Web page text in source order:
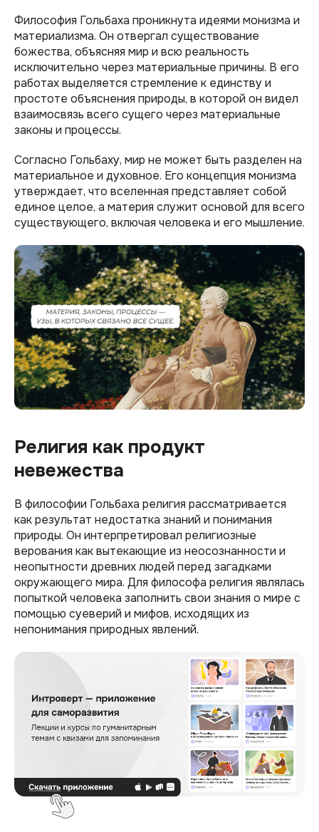
Философия Гольбаха проникнута идеями монизма и
материализма. Он отвергал существование
божества, объясняя мир и всю реальность
исключительно через материальные причины. В его
работах выделяется стремление к единству и
простоте объяснения природы, в которой он видел
взаимосвязь всего сущего через материальные
законы и процессы.
Согласно Гольбаху, мир не может быть разделен на
материальное и духовное. Его концепция монизма
утверждает, что вселенная представляет собой
единое целое, а материя служит основой для всего
существующего, включая человека и его мышление.
Религия как продукт
невежества
В философии Гольбаха религия рассматривается
как результат недостатка знаний и понимания
природы. Он интерпретировал религиозные
верования как вытекающие из неосознанности и
неопытности древних людей перед загадками
окружающего мира. Для философа религия являлась
попыткой человека заполнить свои знания о мире с
помощью суеверий и мифов, исходящих из
непонимания природных явлений.